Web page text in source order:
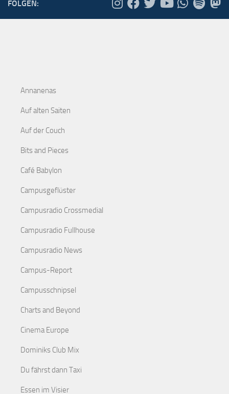
FOLGEN:
Annanenas
Auf alten Saiten
Auf der Couch
Bits and Pieces
Café Babylon
Campusgeflüster
Campusradio Crossmedial
Campusradio Fullhouse
Campusradio News
Campus-Report
Campusschnipsel
Charts and Beyond
Cinema Europe
Dominiks Club Mix
Du fährst dann Taxi
Essen im Visier